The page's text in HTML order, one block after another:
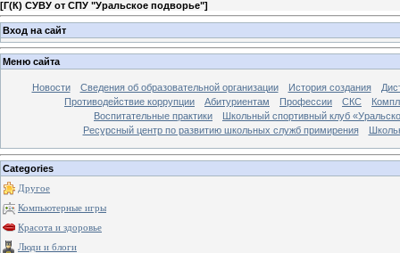
[Г(К) СУВУ от СПУ "Уральское подворье"]
Вход на сайт
Меню сайта
Новости Сведения об образовательной организации История создания
Противодействие коррупции
Абитуриентам Профессии СКС
Воспитательные практики
Школьный спортивный клуб
Ресурсный центр по развитию школьных служб примирения
Categories
Другое
Компьютерные игры
Красота и здоровье
Люди и блоги